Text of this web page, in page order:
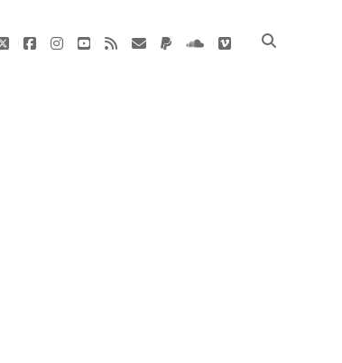
twitterfacebookinstagram
youtube
rss E-
paypalsoundcloud
vimeo